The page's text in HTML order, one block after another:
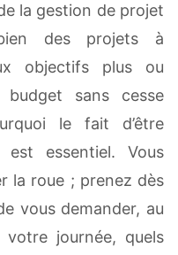
la gestion de projet
des projets à
objectifs plus ou
sans cesse
le fait d’être
essentiel. Vous
la roue ; prenez dès
vous demander, au
journée, quels